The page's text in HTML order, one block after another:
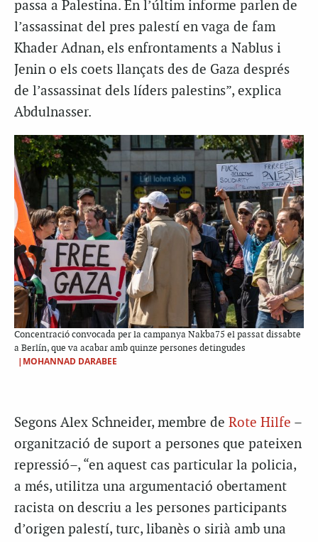
passa a Palestina. En l’últim informe parlen de
l’assassinat del pres palestí en vaga de fam
Khader Adnan, els enfrontaments a Nablus i
Jenin o els coets llançats des de Gaza després
de l’assassinat dels líders palestins”, explica
Abdulnasser.
Concentració convocada per la campanya Nakba75 el passat dissabte
a Berlín, que va acabar amb quinze persones detingudes
|MOHANNAD DARABEE
Segons Alex Schneider, membre de Rote Hilfe –
organització de suport a persones que pateixen
repressió–, “en aquest cas particular la policia,
a més, utilitza una argumentació obertament
racista on descriu a les persones participants
d’origen palestí, turc, libanès o sirià amb una